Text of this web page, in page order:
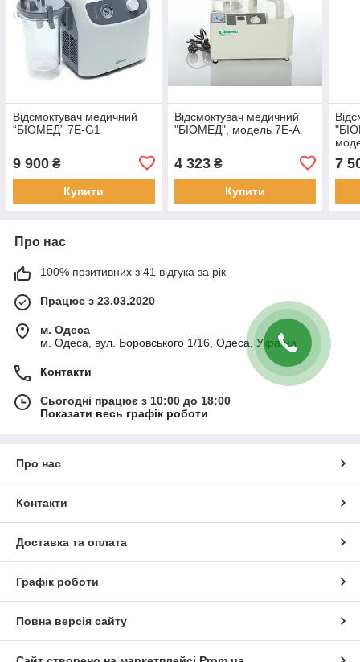
Відсмоктувач медичний
“БІОМЕД” 7E-G1
9 900 ₴
Купити
Відсмоктувач медичний
"БІОМЕД", модель 7Е-А
4 323₴
Купити
7
Про нас
100% позитивних з 41 відгука за рік
Працює з 23.03.2020
м. Одеса
м. Одеса, вул. Боровського 1/16, Одеса, Україна
Контакти
Сьогодні працює з 10:00 до 18:00
Показати весь графік роботи
Про нас
Контакти
Доставка та оплата
Графік роботи
Повна версія сайту